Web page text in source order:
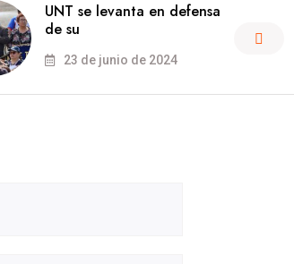
UNT se levanta en defensa
de su
23 de junio de 2024